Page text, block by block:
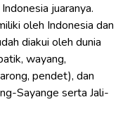
juaranya.
oleh Indonesia dan
diakui oleh dunia
wayang,
pendet), dan
Sayange serta Jali-